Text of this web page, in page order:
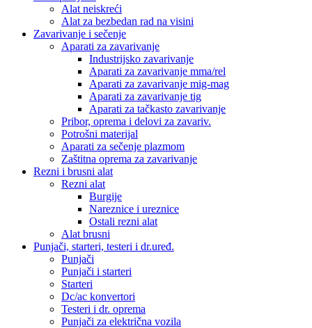
Alat neiskreći
Alat za bezbedan rad na visini
Zavarivanje i sečenje
Aparati za zavarivanje
Industrijsko zavarivanje
Aparati za zavarivanje mma/rel
Aparati za zavarivanje mig-mag
Aparati za zavarivanje tig
Aparati za tačkasto zavarivanje
Pribor, oprema i delovi za zavariv.
Potrošni materijal
Aparati za sečenje plazmom
Zaštitna oprema za zavarivanje
Rezni i brusni alat
Rezni alat
Burgije
Nareznice i ureznice
Ostali rezni alat
Alat brusni
Punjači, starteri, testeri i dr.uređ.
Punjači
Punjači i starteri
Starteri
Dc/ac konvertori
Testeri i dr. oprema
Punjači za električna vozila